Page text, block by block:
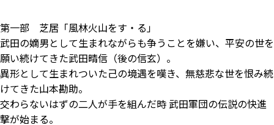
第一部 芝居「風林火山をす・る」
武田の嫡男として生まれながらも争うことを嫌い、平安の世を
願い続けてきた武田晴信（後の信玄）。
異形として生まれついた己の境遇を嘆き、無慈悲な世を恨み続
けてきた山本勘助。
交わらないはずの二人が手を組んだ時 武田軍団の伝説の快進
撃が始まる。